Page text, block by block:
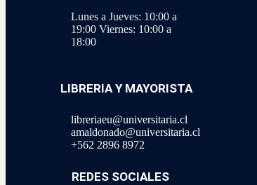
Lunes a Jueves: 10:00 a
19:00 Viernes: 10:00 a
18:00
LIBRERIA Y MAYORISTA
libreriaeu@universitaria.cl
amaldonado@universitaria.cl
+562 2896 8972
REDES SOCIALES